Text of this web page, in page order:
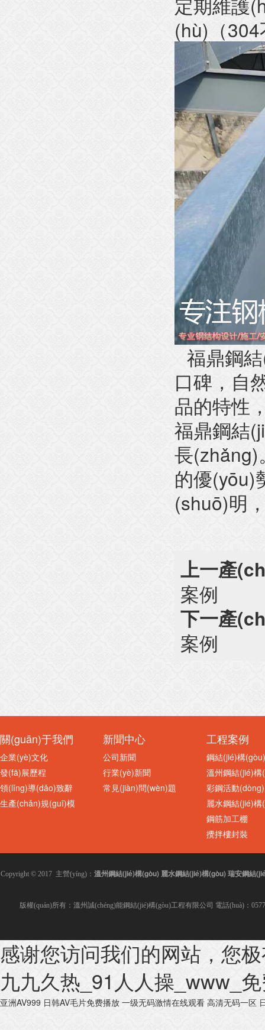
(hù)（
福鼎鋼
口碑
品的特性
福鼎鋼結
長
的優(yōu)
(shuō)明
上一產
案例
下一產
案例
關(guān)于我們
企業(yè)文化
發(fā)展歷程
領(lǐng)導(dǎo)致辭
生產(chǎn)規(guī)模
新聞中心
公司新聞
行業(yè)新聞
常見(jiàn)問(wèn)題
工程案例
鋼結(jié)構
溫州鋼結(jié)構
彩鋼活動
麗水鋼結(jié)構
鋼筋加工棚
攪拌樓封裝
Copyright © 2017 主營(yíng)： 溫州鋼結(jié)構(gòu) 麗水鋼結(jié)構(gòu)瑞安鋼結
版權(quán)所有：溫州誠(chéng)能鋼結(jié)構(gòu)工程有限公司 電話(huà)：
感谢您访问我们的网站，您
九九久热_91人人操_www_
亚洲AV999 日韩AV毛片免费播放 一级无码激情在线观看 高清无码一区